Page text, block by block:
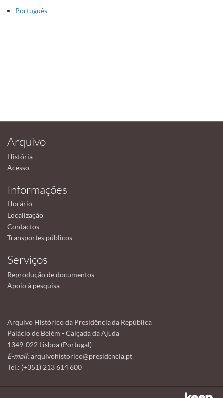
Português
Arquivo
História
Acesso
Informações
Horário
Localização
Contactos
Transportes públicos
Serviços
Reprodução de documentos
Apoio à pesquisa
Arquivo Histórico da Presidência da República
Palácio de Belém - Calçada da Ajuda
1349-022 Lisboa (Portugal)
E-mail:arquivohistorico@presidencia.pt
Tel.: (+351) 213 614 600